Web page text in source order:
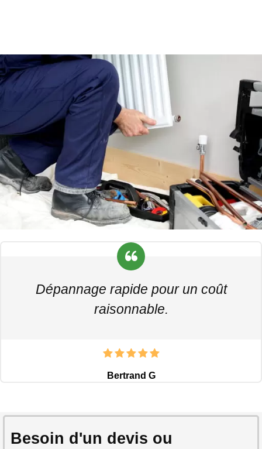
Dépannage rapide pour un coût
raisonnable.
Bertrand G
Besoin d'un devis ou